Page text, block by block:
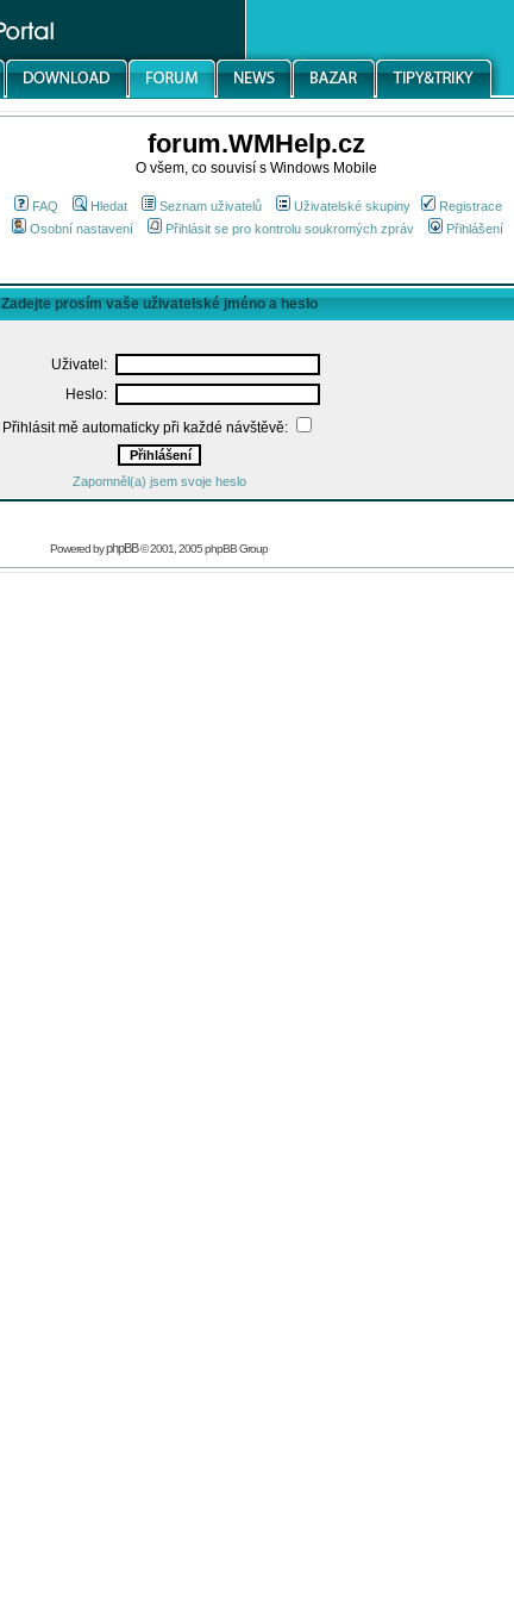
forum.WMHelp.cz
O všem, co souvisí s Windows Mobile
FAQ Hledat Seznam uživatelů Uživatelské skupiny
Registrace
Osobní nastavení
Přihlásit se pro kontrolu soukromých zpráv Přihlášení
Zadejte prosím vaše uživatelské jméno a heslo
Uživatel:
Heslo:
Přihlásit mě automaticky při každé návštěvě:
Zapomněl(a) jsem svoje heslo
Powered byphpBB© 2001, 2005 phpBB Group